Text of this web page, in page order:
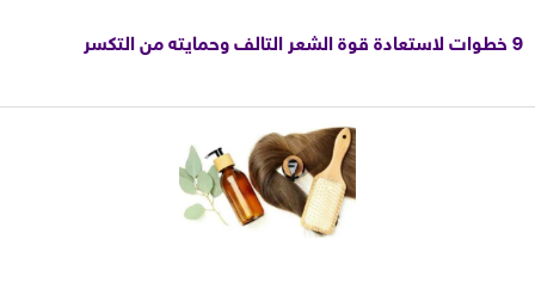
9 خطوات لاستعادة قوة الشعر التالف وحمايته من التكسر